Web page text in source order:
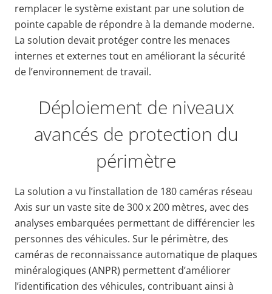
remplacer le système existant par une solution de
pointe capable de répondre à la demande moderne.
La solution devait protéger contre les menaces
internes et externes tout en améliorant la sécurité
de l’environnement de travail.
Déploiement de niveaux
avancés de protection du
périmètre
La solution a vu l’installation de 180 caméras réseau
Axis sur un vaste site de 300 x 200 mètres, avec des
analyses embarquées permettant de différencier les
personnes des véhicules. Sur le périmètre, des
caméras de reconnaissance automatique de plaques
minéralogiques (ANPR) permettent d’améliorer
l’identification des véhicules, contribuant ainsi à